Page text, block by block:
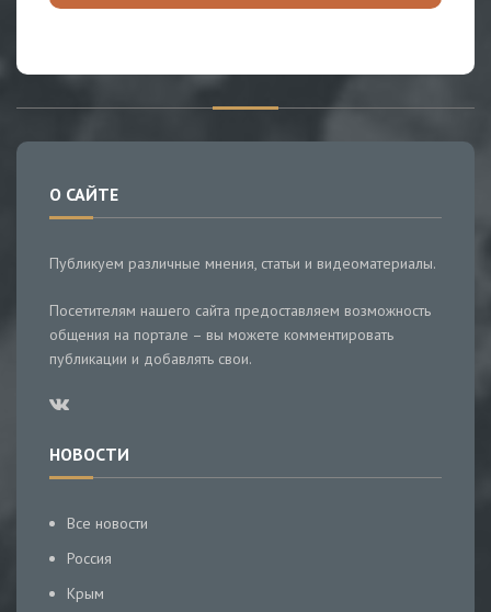
О САЙТЕ
Публикуем различные мнения, статьи и видеоматериалы.
Посетителям нашего сайта предоставляем возможность
общения на портале – вы можете комментировать
публикации и добавлять свои.
НОВОСТИ
Все новости
Россия
Крым